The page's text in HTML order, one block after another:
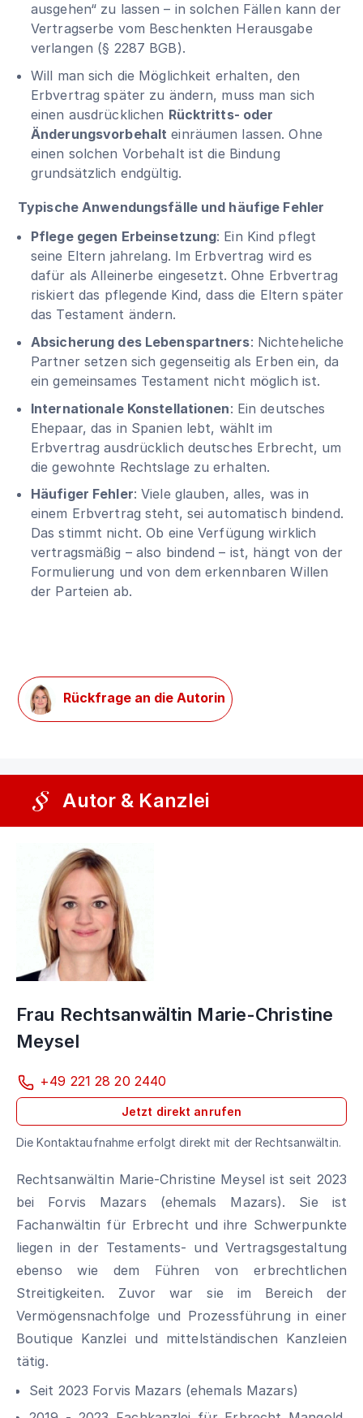
ausgehen“ zu lassen – in solchen Fällen kann der
Vertragserbe vom Beschenkten Herausgabe
verlangen (§ 2287 BGB).
Will man sich die Möglichkeit erhalten, den
Erbvertrag später zu ändern, muss man sich
einen ausdrücklichen Rücktritts- oder
Änderungsvorbehalt einräumen lassen. Ohne
einen solchen Vorbehalt ist die Bindung
grundsätzlich endgültig.
Typische Anwendungsfälle und häufige Fehler
Pflege gegen Erbeinsetzung: Ein Kind pflegt
seine Eltern jahrelang. Im Erbvertrag wird es
dafür als Alleinerbe eingesetzt. Ohne Erbvertrag
riskiert das pflegende Kind, dass die Eltern später
das Testament ändern.
Absicherung des Lebenspartners: Nichteheliche
Partner setzen sich gegenseitig als Erben ein, da
ein gemeinsames Testament nicht möglich ist.
Internationale Konstellationen: Ein deutsches
Ehepaar, das in Spanien lebt, wählt im
Erbvertrag ausdrücklich deutsches Erbrecht, um
die gewohnte Rechtslage zu erhalten.
Häufiger Fehler: Viele glauben, alles, was in
einem Erbvertrag steht, sei automatisch bindend.
Das stimmt nicht. Ob eine Verfügung wirklich
vertragsmäßig – also bindend – ist, hängt von der
Formulierung und von dem erkennbaren Willen
der Parteien ab.
Rückfrage an die Autorin
Autor & Kanzlei
Frau Rechtsanwältin Marie-Christine
Meysel
+49 221 28 20 2440
Jetzt direkt anrufen
Die Kontaktaufnahme erfolgt direkt mit der Rechtsanwältin.
Rechtsanwältin Marie-Christine Meysel ist seit 2023
bei Forvis Mazars (ehemals Mazars). Sie ist
Fachanwältin für Erbrecht und ihre Schwerpunkte
liegen in der Testaments- und Vertragsgestaltung
ebenso wie dem Führen von erbrechtlichen
Streitigkeiten. Zuvor war sie im Bereich der
Vermögensnachfolge und Prozessführung in einer
Boutique Kanzlei und mittelständischen Kanzleien
tätig.
Seit 2023 Forvis Mazars (ehemals Mazars)